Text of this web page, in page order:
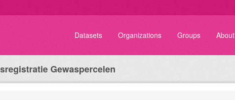
Datasets Organizations Groups About
Gewaspercelen